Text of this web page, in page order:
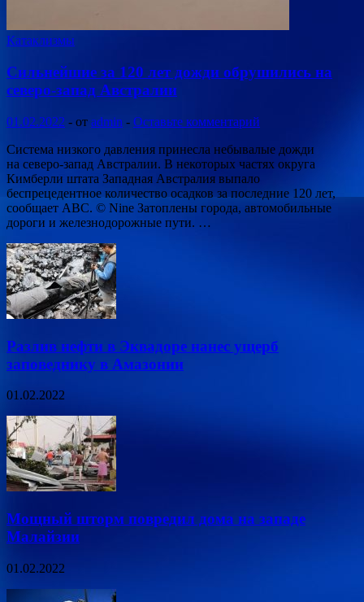
Катаклизмы
Сильнейшие за 120 лет дожди обрушились на
северо-запад Австралии
01.02.2022 - от admin - Оставьте комментарий
Система низкого давления принесла небывалые дожди
на северо-запад Австралии. В некоторых частях округа
Кимберли штата Западная Австралия выпало
беспрецедентное количество осадков за последние 120 лет,
сообщает ABC. © Nine Затоплены города, автомобильные
дороги и железнодорожные пути. …
Разлив нефти в Эквадоре нанес ущерб
заповеднику в Амазонии
01.02.2022
Мощный шторм повредил дома на западе
Малайзии
01.02.2022